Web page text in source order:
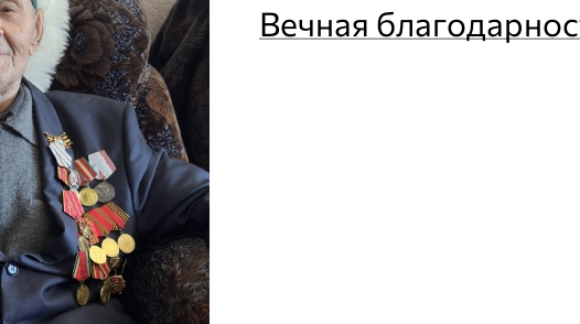
Вечная